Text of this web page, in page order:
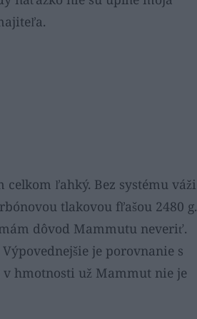
ľahký. Bez systému váži
tlakovou fľašou 2480 g.
dôvod Mammutu neveriť.
je porovnanie s
hmotnosti už Mammut nie je